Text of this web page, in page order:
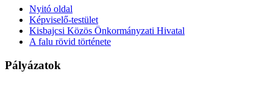
Nyitó oldal
Képviselő-testület
Kisbajcsi Közös Önkormányzati Hivatal
A falu rövid története
Pályázatok